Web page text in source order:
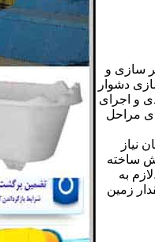
سازی و
دشوار
و اجرای
مراحل
در بهترین شرایط حداقل به 25 روز زمان نیاز
مخزن پیش ساخته
به
زمین